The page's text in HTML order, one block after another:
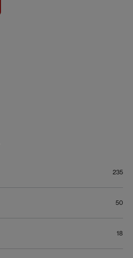
235
50
18